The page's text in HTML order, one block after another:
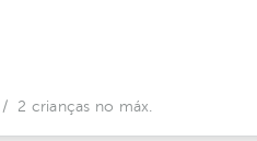
/ 2 crianças no máx.